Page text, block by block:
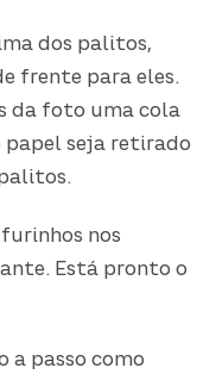
dos palitos,
frente para eles.
da foto uma cola
papel seja retirado
nos
Está pronto o
a passo como